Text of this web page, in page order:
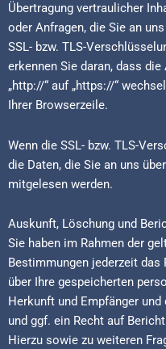
Übertragung vertraulicher
oder Anfragen, die Sie an
SSL- bzw. TLS-
erkennen Sie daran, dass
„http://“ auf „https://“
Ihrer Browserzeile.
Wenn die SSL- bzw. TLS-
die Daten, die Sie an uns
mitgelesen werden.
Auskunft, Löschung und
Sie haben im Rahmen der
Bestimmungen jederzeit
über Ihre gespeicherten
Herkunft und Empfänger
und ggf. ein Recht auf
Hierzu sowie zu weiteren